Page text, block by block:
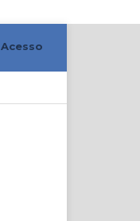
Acesso